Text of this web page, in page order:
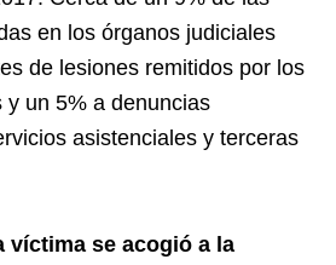
en los órganos judiciales
de lesiones remitidos por los
y un 5% a denuncias
asistenciales y terceras
víctima se acogió a la